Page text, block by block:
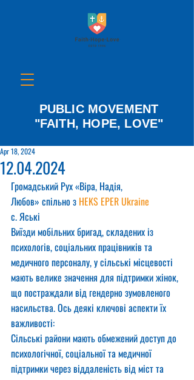
PUBLIC MOVEMENT
"FAITH, HOPE, LOVE"
12.04.2024
Apr 18, 2024
Громадський Рух «Віра, Надія,
Любов» спільно з HEKS EPER Ukraine
с. Яські
Виїзди мобільних бригад, складених із
психологів, соціальних працівників та
медичного персоналу, у сільські місцевості
мають велике значення для підтримки жінок,
що постраждали від гендерно зумовленого
насильства. Ось деякі ключові аспекти їх
важливості:
Сільські райони мають обмежений доступ до
психологічної, соціальної та медичної
підтримки через віддаленість від міст та